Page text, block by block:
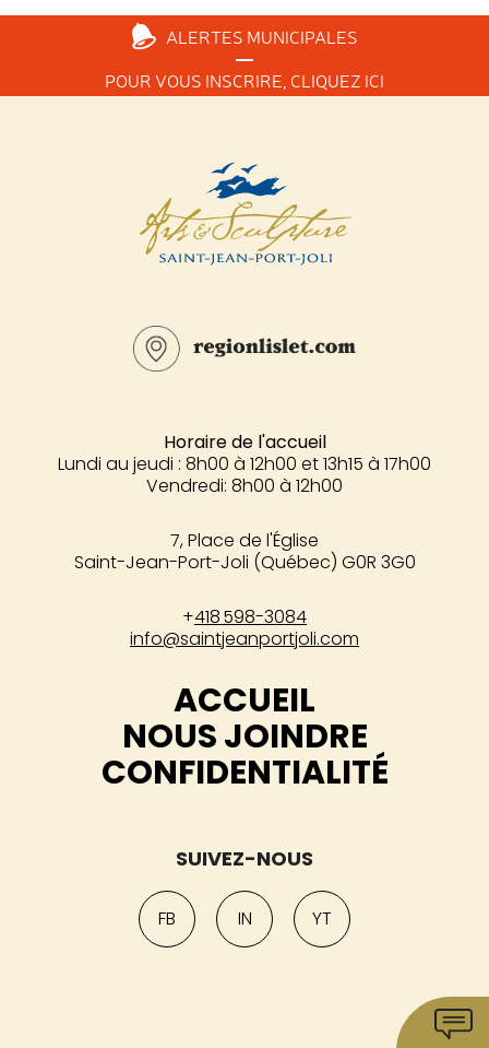
ALERTES MUNICIPALES
POUR VOUS INSCRIRE, CLIQUEZ ICI
Horaire de l'accueil
Lundi au jeudi : 8h00 à 12h00 et 13h15 à 17h00
Vendredi: 8h00 à 12h00
7, Place de l'Église
Saint-Jean-Port-Joli (Québec) G0R 3G0
+418 598-3084
info@saintjeanportjoli.com
ACCUEIL
NOUS JOINDRE
CONFIDENTIALITÉ
SUIVEZ-NOUS
FB IN YT